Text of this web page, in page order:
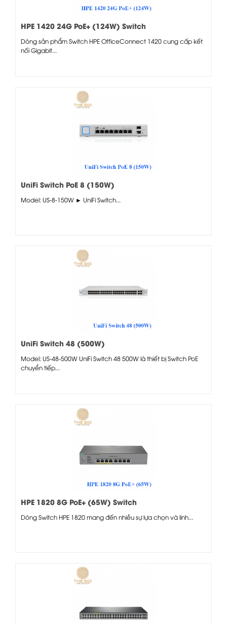
HPE 1420 24G PoE+ (124W) Switch
Dòng sản phẩm Switch HPE OfficeConnect 1420 cung cấp kết
nối Gigabit...
UniFi Switch PoE 8 (150W)
Model: US-8-150W ► UniFi Switch...
UniFi Switch 48 (500W)
Model: US-48-500W UniFi Switch 48 500W là thiết bị Switch PoE
chuyển tiếp...
HPE 1820 8G PoE+ (65W) Switch
Dòng Switch HPE 1820 mang đến nhiều sự lựa chọn và linh...